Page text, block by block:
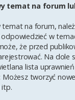
temat na forum
na forum,
w
że przed
Na dole
lista
Możesz tworzyć
itp.